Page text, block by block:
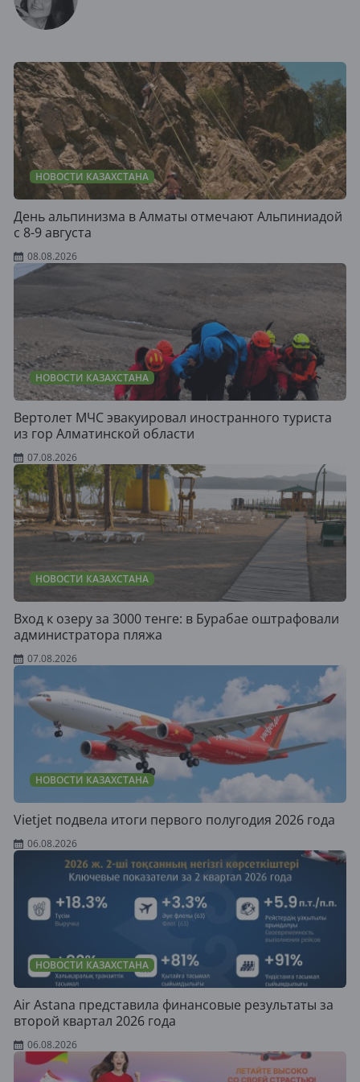
НОВОСТИ КАЗАХСТАНА
День альпинизма в Алматы отмечают Альпиниадой
с 8-9 августа
08.08.2026
НОВОСТИ КАЗАХСТАНА
Вертолет МЧС эвакуировал иностранного туриста
из гор Алматинской области
07.08.2026
НОВОСТИ КАЗАХСТАНА
Вход к озеру за 3000 тенге: в Бурабае оштрафовали
администратора пляжа
07.08.2026
НОВОСТИ КАЗАХСТАНА
Vietjet подвела итоги первого полугодия 2026 года
06.08.2026
НОВОСТИ КАЗАХСТАНА
Air Astana представила финансовые результаты за
второй квартал 2026 года
06.08.2026